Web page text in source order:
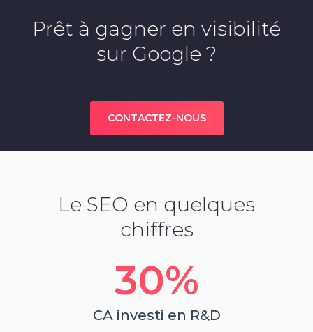
Prêt à gagner en visibilité
sur Google ?
CONTACTEZ-NOUS
Le SEO en quelques
chiffres
30%
CA investi en R&D